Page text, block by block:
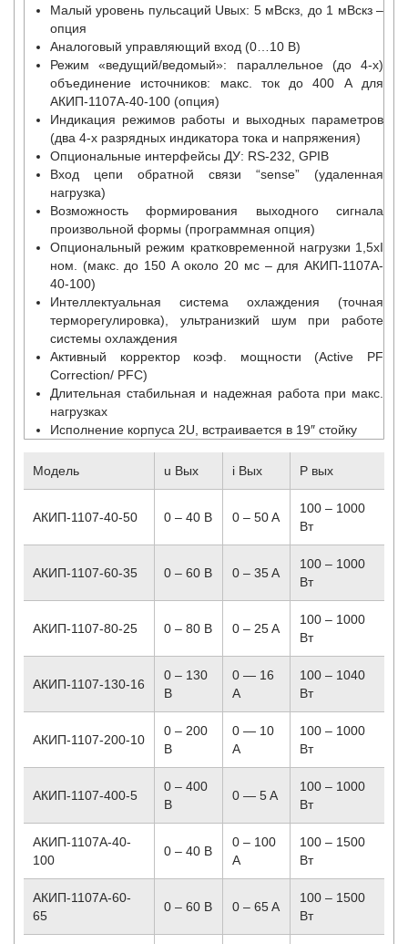
Малый уровень пульсаций Uвых: 5 мВскз, до 1 мВскз –
опция
Аналоговый управляющий вход (0…10 В)
Режим «ведущий/ведомый»: параллельное (до 4-х)
объединение источников: макс. ток до 400 А для
АКИП-1107A-40-100 (опция)
Индикация режимов работы и выходных параметров
(два 4-х разрядных индикатора тока и напряжения)
Опциональные интерфейсы ДУ: RS-232, GPIB
Вход цепи обратной связи “sense” (удаленная
нагрузка)
Возможность формирования выходного сигнала
произвольной формы (программная опция)
Опциональный режим кратковременной нагрузки 1,5хI
ном. (макс. до 150 А около 20 мс – для АКИП-1107A-
40-100)
Интеллектуальная система охлаждения (точная
терморегулировка), ультранизкий шум при работе
системы охлаждения
Активный корректор коэф. мощности (Active PF
Correction/ PFC)
Длительная стабильная и надежная работа при макс.
нагрузках
Исполнение корпуса 2U, встраивается в 19″ стойку
Модель u Вых i Вых P вых
АКИП-1107-40-50 0 – 40 В 0 – 50 A
100 – 1000
Вт
АКИП-1107-60-35 0 – 60 В 0 – 35 A
100 – 1000
Вт
АКИП-1107-80-25 0 – 80 В 0 – 25 A
100 – 1000
Вт
АКИП-1107-130-16
0 – 130
В
0 — 16
A
100 – 1040
Вт
АКИП-1107-200-10
0 – 200
В
0 — 10
A
100 – 1000
Вт
АКИП-1107-400-5
0 – 400
В
0 — 5 A
100 – 1000
Вт
АКИП-1107A-40-
100
0 – 40 В
0 – 100
A
100 – 1500
Вт
АКИП-1107A-60-
65
0 – 60 В 0 – 65 A
100 – 1500
Вт